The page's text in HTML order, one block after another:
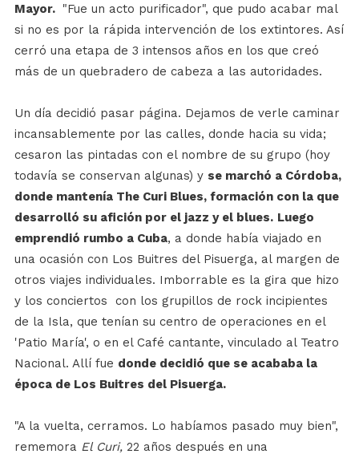
Mayor. "Fue un acto purificador", que pudo acabar mal
si no es por la rápida intervención de los extintores. Así
cerró una etapa de 3 intensos años en los que creó
más de un quebradero de cabeza a las autoridades.
Un día decidió pasar página. Dejamos de verle caminar
incansablemente por las calles, donde hacia su vida;
cesaron las pintadas con el nombre de su grupo (hoy
todavía se conservan algunas) y se marchó a Córdoba,
donde mantenía The Curi Blues, formación con la que
desarrolló su afición por el jazz y el blues. Luego
emprendió rumbo a Cuba, a donde había viajado en
una ocasión con Los Buitres del Pisuerga, al margen de
otros viajes individuales. Imborrable es la gira que hizo
y los conciertos con los grupillos de rock incipientes
de la Isla, que tenían su centro de operaciones en el
'Patio María', o en el Café cantante, vinculado al Teatro
Nacional. Allí fue donde decidió que se acababa la
época de Los Buitres del Pisuerga.
"A la vuelta, cerramos. Lo habíamos pasado muy bien",
rememora El Curi, 22 años después en una